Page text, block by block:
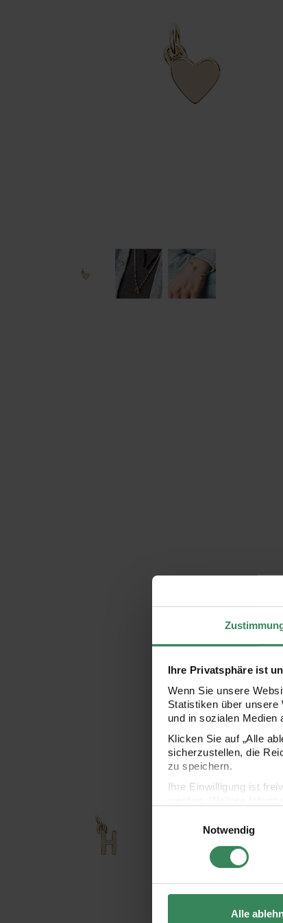
Ihre Privatsphäre ist
Wenn Sie unsere
Statistiken über
und in sozialen Medien
Klicken Sie auf „Alle
sicherzustellen, die
zu speichern.
Ihre Einwilligung ist
Impressum
Notwendig
Alle
Mix it Up -